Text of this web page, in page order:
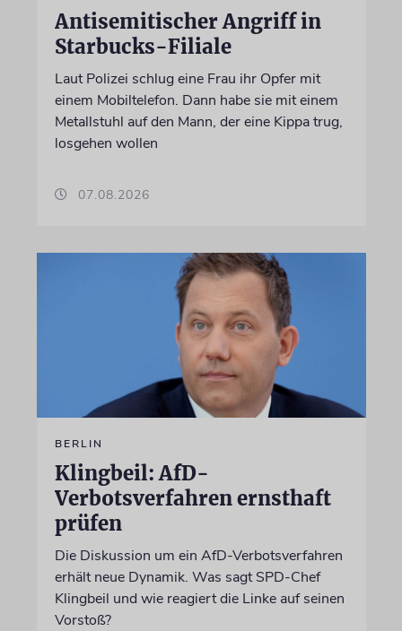
Antisemitischer Angriff in
Starbucks-Filiale
Laut Polizei schlug eine Frau ihr Opfer mit
einem Mobiltelefon. Dann habe sie mit einem
Metallstuhl auf den Mann, der eine Kippa trug,
losgehen wollen
07.08.2026
BERLIN
Klingbeil: AfD-
Verbotsverfahren ernsthaft
prüfen
Die Diskussion um ein AfD-Verbotsverfahren
erhält neue Dynamik. Was sagt SPD-Chef
Klingbeil und wie reagiert die Linke auf seinen
Vorstoß?